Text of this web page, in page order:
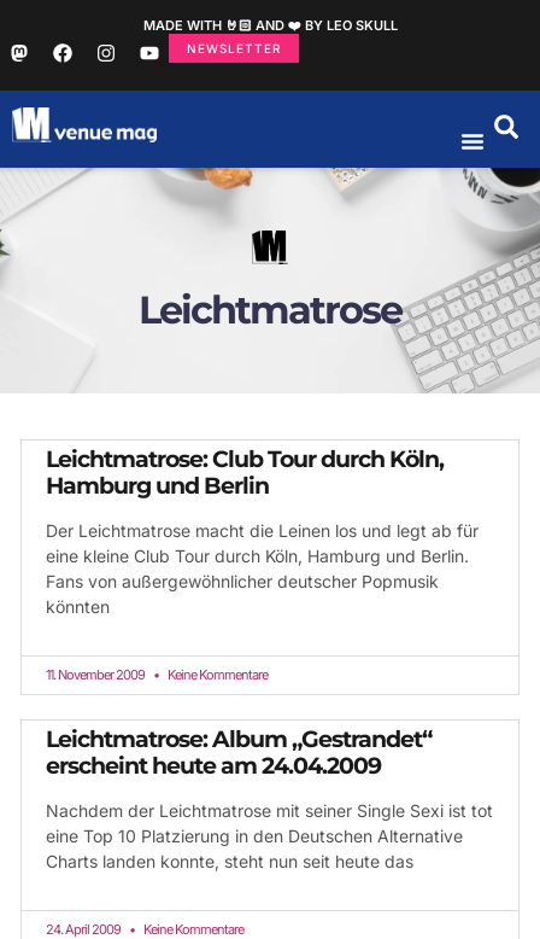
MADE WITH 🤘🏻 AND ❤️ BY LEO SKULL
NEWSLETTER
Leichtmatrose
Leichtmatrose: Club Tour durch Köln,
Hamburg und Berlin
Der Leichtmatrose macht die Leinen los und legt ab für
eine kleine Club Tour durch Köln, Hamburg und Berlin.
Fans von außergewöhnlicher deutscher Popmusik
könnten
11. November 2009 Keine Kommentare
Leichtmatrose: Album „Gestrandet“
erscheint heute am 24.04.2009
Nachdem der Leichtmatrose mit seiner Single Sexi ist tot
eine Top 10 Platzierung in den Deutschen Alternative
Charts landen konnte, steht nun seit heute das
24. April 2009 Keine Kommentare